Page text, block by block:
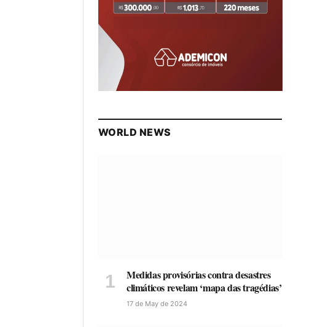
WORLD NEWS
Medidas provisórias contra desastres
climáticos revelam ‘mapa das tragédias’
17 de May de 2024